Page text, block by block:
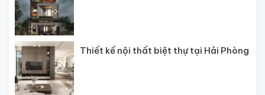
Thiết kế nội thất biệt thự tại Hải Phòng